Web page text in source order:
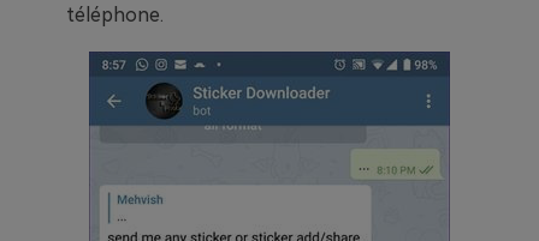
téléphone.